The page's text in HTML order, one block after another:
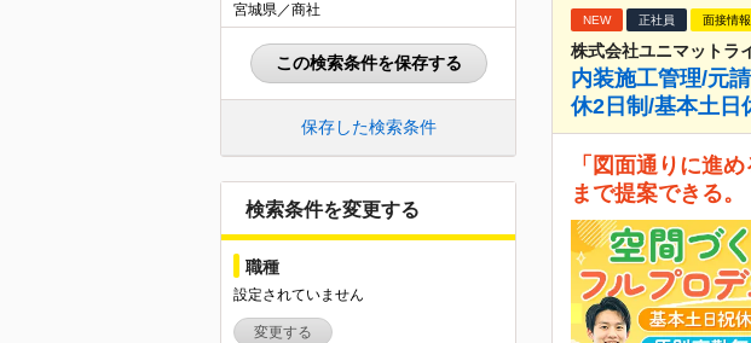
宮城県／商社
この検索条件を保存する
保存した検索条件
検索条件を変更する
職種
設定されていません
変更する
NEW 正社員 面接情
株式会社ユニマットラ
内装施工管理/元
休2日制/基本土日
「図面通りに進
まで提案できる。